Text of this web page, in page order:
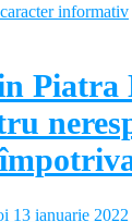
informativ
Piatra
13 ianuarie 2022